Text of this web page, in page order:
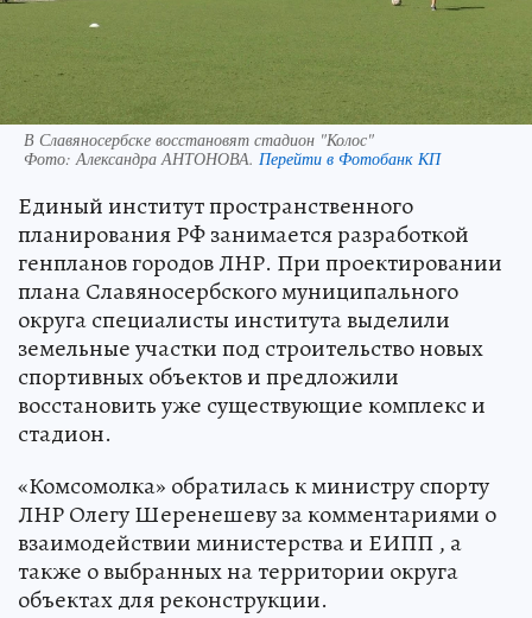
В Славяносербске восстановят стадион "Колос"
Фото:Александра АНТОНОВА. Перейти в Фотобанк КП
Единый институт пространственного
планирования РФ занимается разработкой
генпланов городов ЛНР. При проектировании
плана Славяносербского муниципального
округа специалисты института выделили
земельные участки под строительство новых
спортивных объектов и предложили
восстановить уже существующие комплекс и
стадион.
«Комсомолка» обратилась к министру спорту
ЛНР Олегу Шеренешеву за комментариями о
взаимодействии министерства и ЕИПП , а
также о выбранных на территории округа
объектах для реконструкции.